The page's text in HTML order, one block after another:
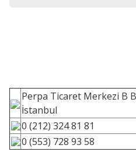
Perpa Ticaret Merkezi B
İstanbul
0 (212) 324 81 81
0 (553) 728 93 58